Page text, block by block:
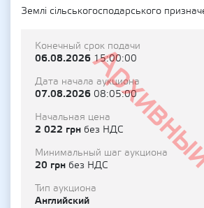
Землі сільськогосподарського
Конечный срок подачи
06.08.202615:00:00
Дата начала аукциона
07.08.2026 08:05:00
Начальная цена
2 022 грн без НДС
Минимальный шаг аукциона
20 грн без НДС
Тип аукциона
Английский